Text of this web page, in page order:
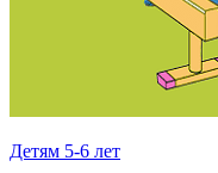
Детям 5-6 лет